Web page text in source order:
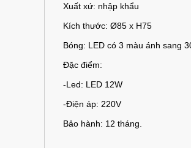
Xuất xứ: nhập khẩu
Kích thước: Ø85 x H75
Bóng: LED có 3 màu ánh sang
Đặc điểm:
-Led: LED 12W
-Điện áp: 220V
Bảo hành: 12 tháng.